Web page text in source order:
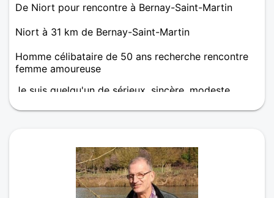
De Niort pour rencontre à Bernay-Saint-Martin
Niort à 31 km de Bernay-Saint-Martin
Homme célibataire de 50 ans recherche rencontre
femme amoureuse
Je suis quelqu'un de sérieux, sincère, modeste,